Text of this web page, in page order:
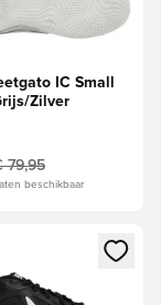
IC Small
Zilver
79,95
beschikbaar
aan te melden als
venster om in te